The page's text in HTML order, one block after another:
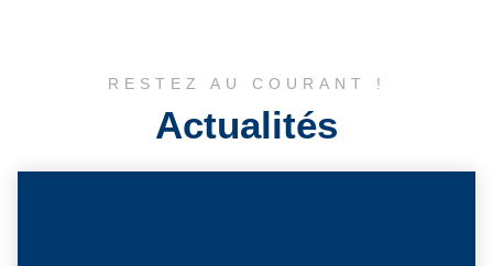
RESTEZ AU COURANT !
Actualités